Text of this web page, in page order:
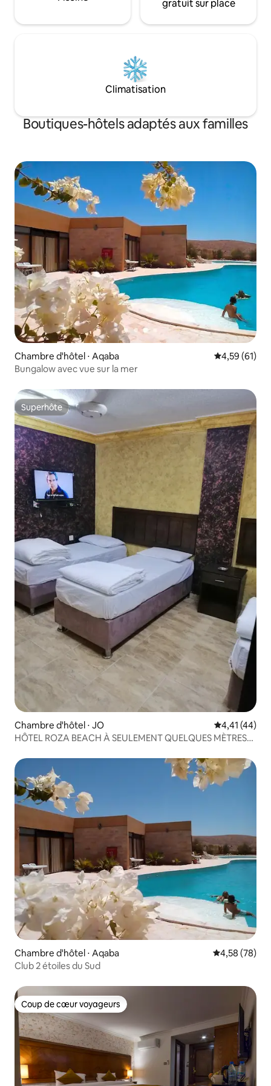
gratuit sur place
Climatisation
Boutiques-hôtels adaptés aux familles
Chambre d'hôtel ⋅ Aqaba Évaluation
4,59 (61)
Bungalow avec vue sur la mer
Superhôte
Superhôte
Chambre d'hôtel ⋅ JO Évaluation
4,41 (44)
HÔTEL ROZA BEACH À SEULEMENT QUELQUES MÈTRES
Chambre d'hôtel ⋅ Aqaba Évaluation
4,58 (78)
Club 2 étoiles du Sud
Coup de cœur voyageurs
Coup de cœur voyageurs